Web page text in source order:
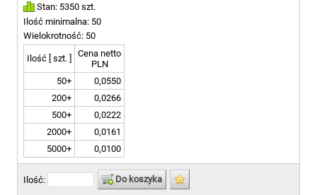
Stan: 5350 szt.
Ilość minimalna: 50
Wielokrotność: 50
Ilość [ szt. ]
Cena netto
PLN
50+
0,0550
200+
0,0266
500+
0,0222
2000+
0,0161
5000+
0,0100
Ilość: Do koszyka